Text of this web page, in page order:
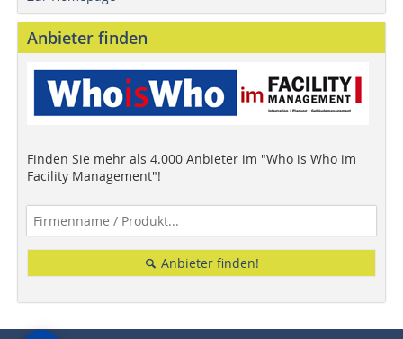
Anbieter finden
Finden Sie mehr als 4.000 Anbieter im "Who is Who im
Facility Management"!
Anbieter finden!